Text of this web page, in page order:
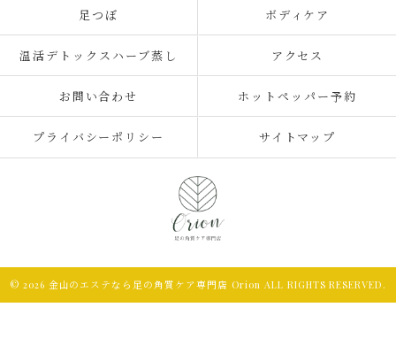
足つぼ ボディケア
温活デトックスハーブ蒸し アクセス
お問い合わせ ホットペッパー予約
プライバシーポリシー サイトマップ
© 2026 金山のエステなら足の角質ケア専門店 Orion ALL RIGHTS RESERVED.